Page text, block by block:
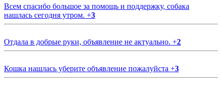
Всем спасибо большое за помощь и поддержку, собака
нашлась сегодня утром. +3
Отдала в добрые руки, объявление не актуально. +2
Кошка нашлась уберите объявление пожалуйста +3